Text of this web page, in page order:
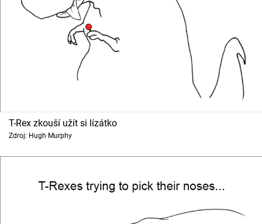
T-Rex zkouší užít si lízátko
Zdroj: Hugh Murphy